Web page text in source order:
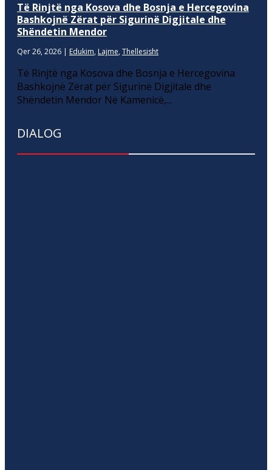
Të Rinjtë nga Kosova dhe Bosnja e Hercegovina
Bashkojnë Zërat për Sigurinë Digjitale dhe
Shëndetin Mendor
Qer 26, 2026 | Edukim, Lajme, Thellesisht
Të Rinjtë nga Kosova dhe Bosnja e Hercegovina
Bashkojnë Zërat për Sigurinë Digjitale dhe
Shëndetin Mendor Në Kamenicë,...
DIALOG